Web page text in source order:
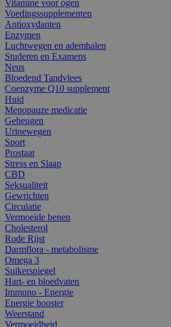
Vitamine voor ogen
Voedingssupplementen
Antioxydanten
Enzymen
Luchtwegen en ademhalen
Studeren en Examens
Neus
Bloedend Tandvlees
Coenzyme Q10 supplement
Huid
Menopauze medicatie
Geheugen
Urinewegen
Sport
Prostaat
Stress en Slaap
CBD
Seksualiteit
Gewrichten
Circulatie
Vermoeide benen
Cholesterol
Rode Rijst
Darmflora - metabolisme
Omega 3
Suikerspiegel
Hart- en bloedvaten
Immuno - Energie
Energie booster
Weerstand
Vermoeidheid